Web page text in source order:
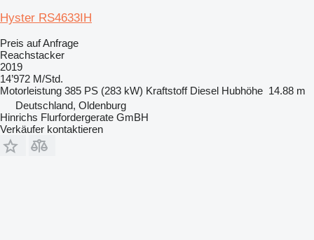
Hyster RS4633IH
Preis auf Anfrage
Reachstacker
2019
14’972 M/Std.
Motorleistung 385 PS (283 kW) Kraftstoff Diesel Hubhöhe 14.88 m
Deutschland, Oldenburg
Hinrichs Flurfordergerate GmBH
Verkäufer kontaktieren